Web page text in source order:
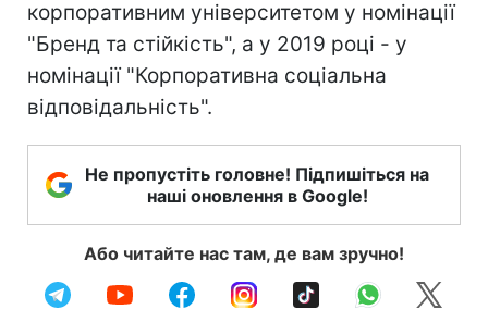
корпоративним університетом у номінації
"Бренд та стійкість", а у 2019 році - у
номінації "Корпоративна соціальна
відповідальність".
Не пропустіть головне! Підпишіться на
наші оновлення в Google!
Або читайте нас там, де вам зручно!